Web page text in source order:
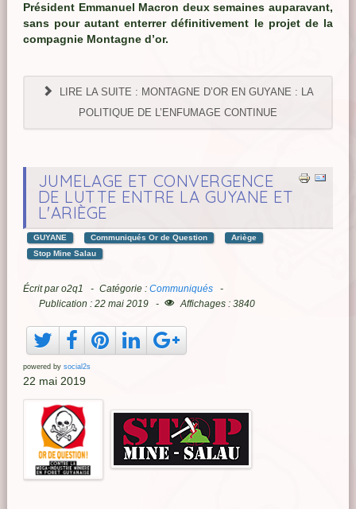
Président Emmanuel Macron deux semaines auparavant,
sans pour autant enterrer définitivement le projet de la
compagnie Montagne d’or.
LIRE LA SUITE : MONTAGNE D’OR EN GUYANE : LA
POLITIQUE DE L’ENFUMAGE CONTINUE
JUMELAGE ET CONVERGENCE
DE LUTTE ENTRE LA GUYANE ET
L'ARIÈGE
GUYANE Communiqués Or de Question
Ariège
Stop Mine Salau
Écrit paro2q1 Catégorie : Communiqués
Publication : 22 mai 2019
Affichages : 3840
powered by social2s
22 mai 2019